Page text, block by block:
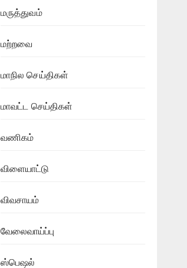
மருத்துவம்
மற்றவை
மாநில செய்திகள்
மாவட்ட செய்திகள்
வணிகம்
விளையாட்டு
விவசாயம்
வேலைவாய்ப்பு
ஸ்பெஷல்